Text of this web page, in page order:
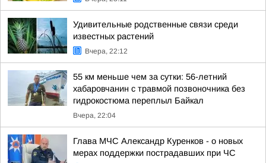
Удивительные родственные связи среди
известных растений
Вчера, 22:12
55 км меньше чем за сутки: 56-летний
хабаровчанин с травмой позвоночника без
гидрокостюма переплыл Байкал
Вчера, 22:04
Глава МЧС Александр Куренков - о новых
мерах поддержки пострадавших при ЧС